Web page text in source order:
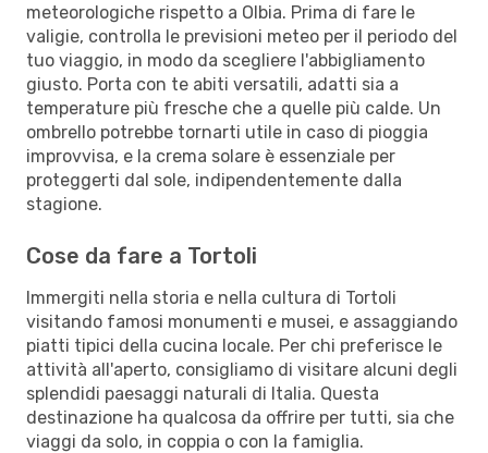
meteorologiche rispetto a Olbia. Prima di fare le
valigie, controlla le previsioni meteo per il periodo del
tuo viaggio, in modo da scegliere l'abbigliamento
giusto. Porta con te abiti versatili, adatti sia a
temperature più fresche che a quelle più calde. Un
ombrello potrebbe tornarti utile in caso di pioggia
improvvisa, e la crema solare è essenziale per
proteggerti dal sole, indipendentemente dalla
stagione.
Cose da fare a Tortoli
Immergiti nella storia e nella cultura di Tortoli
visitando famosi monumenti e musei, e assaggiando
piatti tipici della cucina locale. Per chi preferisce le
attività all'aperto, consigliamo di visitare alcuni degli
splendidi paesaggi naturali di Italia. Questa
destinazione ha qualcosa da offrire per tutti, sia che
viaggi da solo, in coppia o con la famiglia.